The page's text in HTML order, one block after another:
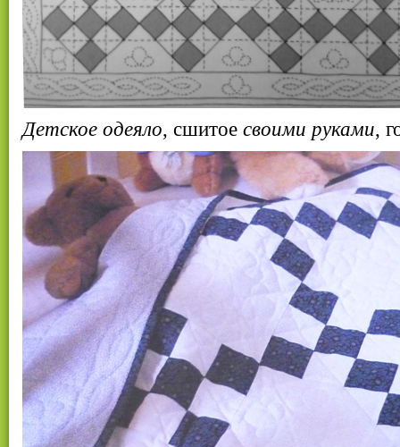
Детское одеяло, сшитое своими руками,